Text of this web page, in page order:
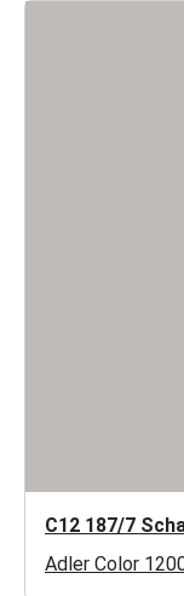
C12 187/7
Adler Color